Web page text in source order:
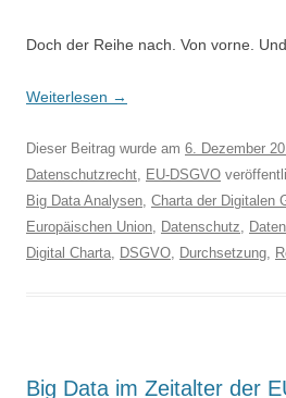
Doch der Reihe nach. Von vorne.
Weiterlesen →
Dieser Beitrag wurde am 6. Dezember
Datenschutzrecht, EU-DSGVO
Big Data Analysen, Charta der Digitalen
Europäischen Union, Datenschutz,
Digital Charta, DSGVO, Durchsetzung,
Big Data im Zeitalter der